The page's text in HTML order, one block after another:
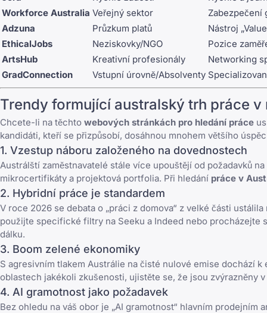
Workforce Australia Veřejný sektor
Zabezpečení
Adzuna
Průzkum platů
Nástroj
EthicalJobs
Neziskovky/NGO
Pozice
ArtsHub
Kreativní profesionály
Networking
GradConnection
Vstupní úrovně/Absolventy
Trendy formující australský trh práce
Chcete-li na těchto webových stránkách pro hledání práce
kandidáti, kteří se přizpůsobí, dosáhnou mnohem většího
1. Vzestup náboru založeného na dovednostech
Austrálští zaměstnavatelé stále více upouštějí od požadavků
mikrocertifikáty a projektová portfolia. Při hledání práce v
2. Hybridní práce je standardem
V roce 2026 se debata o „práci z domova“ z velké části
použijte specifické filtry na Seeku a Indeed nebo procházejte
dálku.
3. Boom zelené ekonomiky
S agresivním tlakem Austrálie na čisté nulové emise dochází
oblastech jakékoli zkušenosti, ujistěte se, že jsou zvýrazněny
4. AI gramotnost jako požadavek
Bez ohledu na váš obor je „AI gramotnost“ hlavním